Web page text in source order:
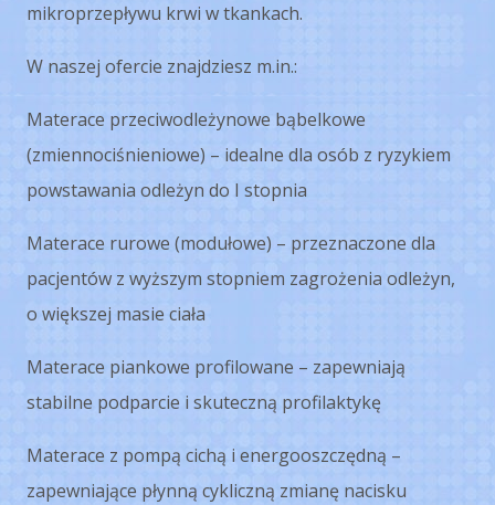
mikroprzepływu krwi w tkankach.
W naszej ofercie znajdziesz m.in.:
Materace przeciwodleżynowe bąbelkowe
(zmiennociśnieniowe) – idealne dla osób z ryzykiem
powstawania odleżyn do I stopnia
Materace rurowe (modułowe) – przeznaczone dla
pacjentów z wyższym stopniem zagrożenia odleżyn,
o większej masie ciała
Materace piankowe profilowane – zapewniają
stabilne podparcie i skuteczną profilaktykę
Materace z pompą cichą i energooszczędną –
zapewniające płynną cykliczną zmianę nacisku